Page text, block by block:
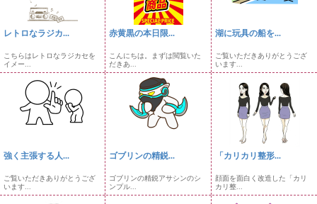
レトロなラジカ...
こちらはレトロなラジカセを
イメー...
赤黄黒の本日限...
こんにちは。まずは閲覧いた
だきあ...
湖に玩具の船を...
ご覧いただきありがとうござ
います...
強く主張する人...
ご覧いただきありがとうござ
います...
ゴブリンの精鋭...
ゴブリンの精鋭アサシンのシ
ンプル...
「カリカリ整形...
顔面を面白く改造した「カリ
カリ整...